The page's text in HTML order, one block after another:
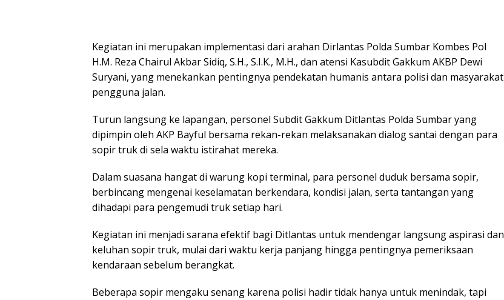
Kegiatan ini merupakan implementasi dari arahan Dirlantas Polda Sumbar Kombes Pol
H.M. Reza Chairul Akbar Sidiq, S.H., S.I.K., M.H., dan atensi Kasubdit Gakkum AKBP Dewi
Suryani, yang menekankan pentingnya pendekatan humanis antara polisi dan masyarakat
pengguna jalan.
Turun langsung ke lapangan, personel Subdit Gakkum Ditlantas Polda Sumbar yang
dipimpin oleh AKP Bayful bersama rekan-rekan melaksanakan dialog santai dengan para
sopir truk di sela waktu istirahat mereka.
Dalam suasana hangat di warung kopi terminal, para personel duduk bersama sopir,
berbincang mengenai keselamatan berkendara, kondisi jalan, serta tantangan yang
dihadapi para pengemudi truk setiap hari.
Kegiatan ini menjadi sarana efektif bagi Ditlantas untuk mendengar langsung aspirasi dan
keluhan sopir truk, mulai dari waktu kerja panjang hingga pentingnya pemeriksaan
kendaraan sebelum berangkat.
Beberapa sopir mengaku senang karena polisi hadir tidak hanya untuk menindak, tapi